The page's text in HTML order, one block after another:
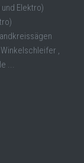
Elektro)
,
...